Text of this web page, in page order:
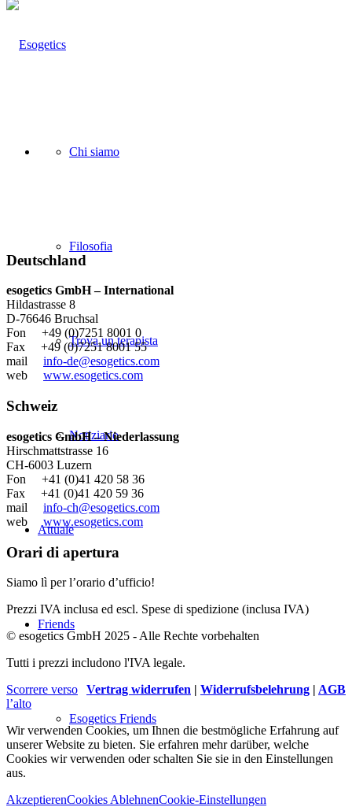
Chi siamo
Filosofia
Trova un terapista
Notiziario
Attuale
Friends
Esogetics Friends
Deutschland
esogetics GmbH – International
Hildastrasse 8
D-76646 Bruchsal
Fon +49 (0)7251 8001 0
Fax +49 (0)7251 8001 55
mail info-de@esogetics.com
web www.esogetics.com
Schweiz
esogetics GmbH – Niederlassung
Hirschmattstrasse 16
CH-6003 Luzern
Fon +41 (0)41 420 58 36
Fax +41 (0)41 420 59 36
mail info-ch@esogetics.com
web www.esogetics.com
Orari di apertura
Siamo lì per l’orario d’ufficio!
Prezzi IVA inclusa ed escl. Spese di spedizione (inclusa IVA)
© esogetics GmbH 2025 - Alle Rechte vorbehalten
Tutti i prezzi includono l'IVA legale.
Vertrag widerrufen | Widerrufsbelehrung | AGB
Scorrere verso
l’alto
Wir verwenden Cookies, um Ihnen die bestmögliche Erfahrung auf
unserer Website zu bieten. Sie erfahren mehr darüber, welche
Cookies wir verwenden oder schalten Sie sie in den Einstellungen
aus.
AkzeptierenCookies AblehnenCookie-Einstellungen